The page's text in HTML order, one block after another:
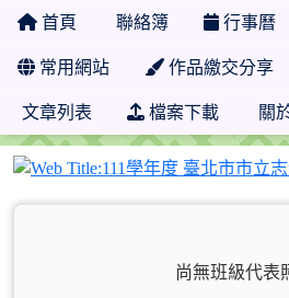
首頁 聯絡簿 行事曆
常用網站 作品繳交分享
文章列表 檔案下載 關
尚無班級代表